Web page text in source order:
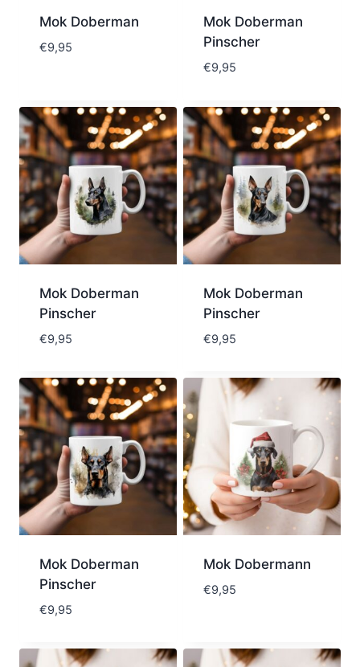
Mok Doberman
€9,95
Mok Doberman
Pinscher
€9,95
Mok Doberman
Pinscher
€9,95
Mok Doberman
Pinscher
€9,95
Mok Doberman
Pinscher
€9,95
Mok Dobermann
€9,95